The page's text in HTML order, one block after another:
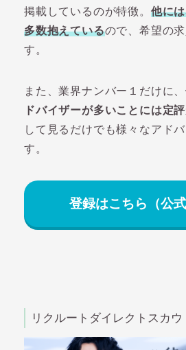
掲載しているのが特徴。 他に
多数抱えているので、希望の
す。
また、業界ナンバー１だけに、
ドバイザーが多いことには定
して見るだけでも様々なアド
す。
登録はこちら（公式
リクルートダイレクトスカウ